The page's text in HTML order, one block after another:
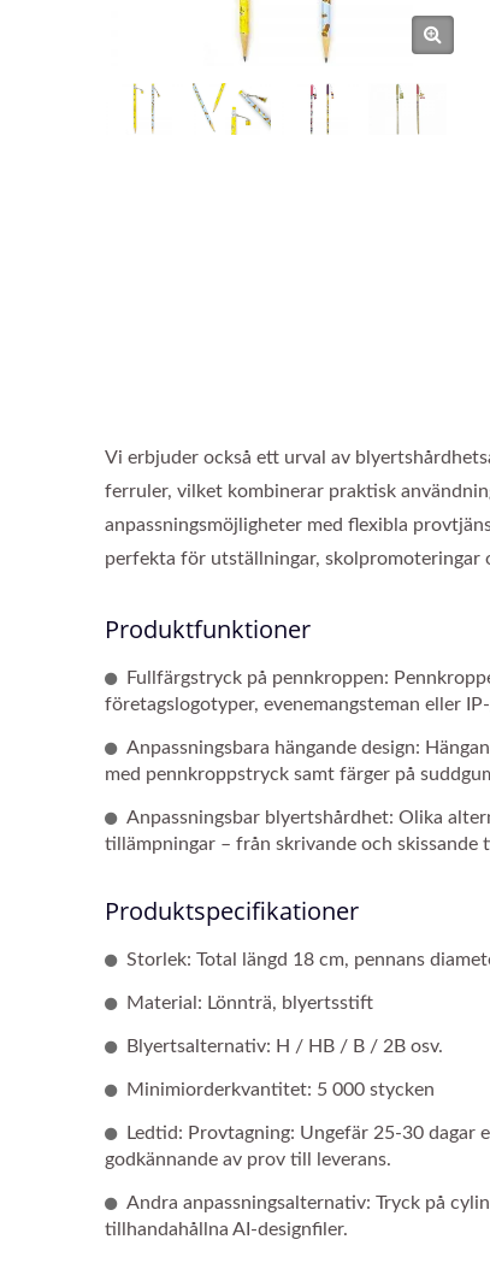
Vi erbjuder också ett urval av
ferruler, vilket kombinerar praktisk
anpassningsmöjligheter med flexibla
perfekta för utställningar, skolpromoteringar
Produktfunktioner
Fullfärgstryck på pennkroppen:
företagslogotyper, evenemangsteman eller
Anpassningsbara hängande design:
med pennkroppstryck samt färger på
Anpassningsbar blyertshårdhet: Olika
tillämpningar – från skrivande och skissande
Produktspecifikationer
Storlek: Total längd 18 cm, pennans
Material: Lönnträ, blyertsstift
Blyertsalternativ: H / HB / B / 2B osv.
Minimiorderkvantitet: 5 000 stycken
Ledtid: Provtagning: Ungefär 25-30
godkännande av prov till leverans.
Andra anpassningsalternativ: Tryck på
tillhandahållna AI-designfiler.